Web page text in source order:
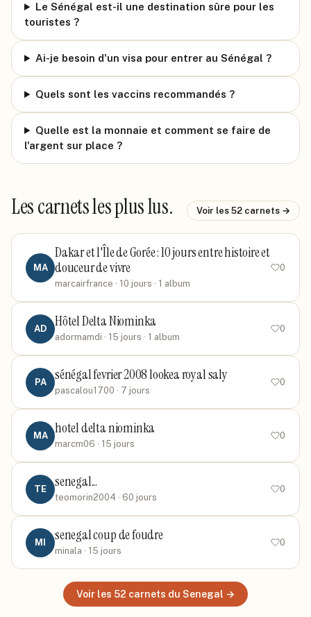
Le Sénégal est-il une destination sûre pour les
touristes ?
Ai-je besoin d'un visa pour entrer au Sénégal ?
Quels sont les vaccins recommandés ?
Quelle est la monnaie et comment se faire de
l'argent sur place ?
Les carnets les plus lus. Voir les 52 carnets →
MA
Dakar et l'Île de Gorée : 10 jours entre histoire et
douceur de vivre
marcairfrance · 10 jours · 1 album
0
AD Hôtel Delta Niominka
adormamdi · 15 jours · 1 album
0
PA sénégal fevrier 2008 lookea royal saly
pascalou1700 · 7 jours
0
MA hotel delta niominka
marcm06 · 15 jours
0
TE senegal...
teomorin2004 · 60 jours
0
MI senegal coup de foudre
minala · 15 jours
0
Voir les 52 carnets du Senegal →